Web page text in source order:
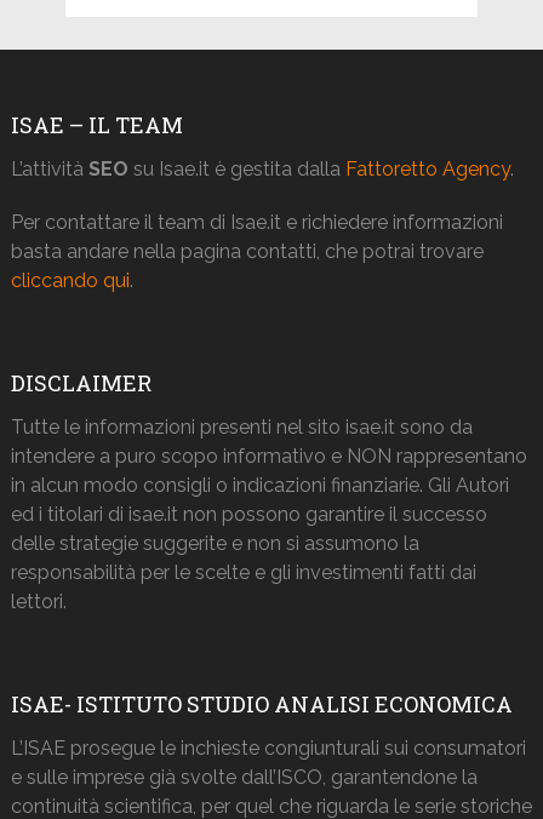
ISAE – IL TEAM
L’attività SEO su Isae.it è gestita dalla Fattoretto Agency.
Per contattare il team di Isae.it e richiedere informazioni
basta andare nella pagina contatti, che potrai trovare
cliccando qui.
DISCLAIMER
Tutte le informazioni presenti nel sito isae.it sono da
intendere a puro scopo informativo e NON rappresentano
in alcun modo consigli o indicazioni finanziarie. Gli Autori
ed i titolari di isae.it non possono garantire il successo
delle strategie suggerite e non si assumono la
responsabilità per le scelte e gli investimenti fatti dai
lettori.
ISAE- ISTITUTO STUDIO ANALISI ECONOMICA
L’ISAE prosegue le inchieste congiunturali sui consumatori
e sulle imprese già svolte dall’ISCO, garantendone la
continuità scientifica, per quel che riguarda le serie storiche